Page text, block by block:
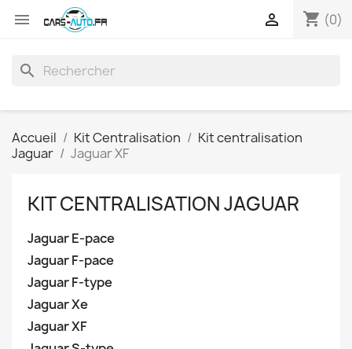
 shopping_cart (0)

search
Accueil Kit Centralisation
Kit centralisation
Jaguar
Jaguar XF
KIT CENTRALISATION JAGUAR
Jaguar E-pace
Jaguar F-pace
Jaguar F-type
Jaguar Xe
Jaguar XF